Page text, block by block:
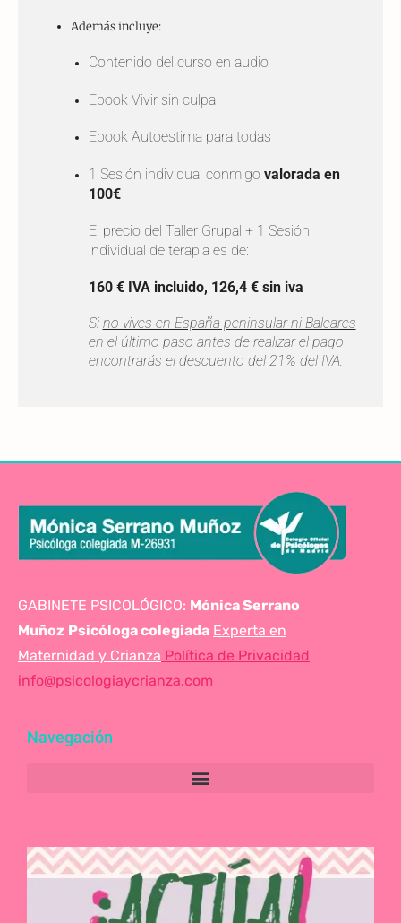
Además incluye:
Contenido del curso en audio
Ebook Vivir sin culpa
Ebook Autoestima para todas
1 Sesión individual conmigo valorada en
100€
El precio del Taller Grupal + 1 Sesión
individual de terapia es de:
160 € IVA incluido, 126,4 € sin iva
Si no vives en España peninsular ni Baleares
en el último paso antes de realizar el pago
encontrarás el descuento del 21% del IVA.
GABINETE PSICOLÓGICO: Mónica Serrano
Muñoz Psicóloga colegiada Experta en
Maternidad y Crianza Política de Privacidad
info@psicologiaycrianza.com
Navegación